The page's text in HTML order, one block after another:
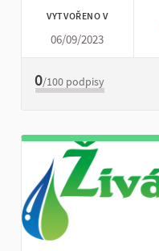
VYTVOŘENO V
06/09/2023
0/100 podpisy